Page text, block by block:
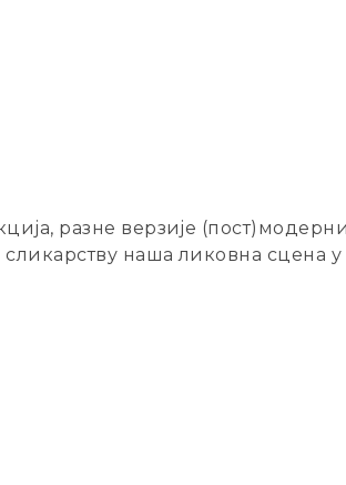
разне верзије
наша ликовна сцена у